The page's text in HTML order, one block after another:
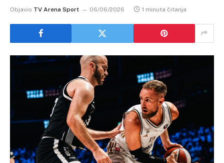
Objavio TV Arena Sport 06/06/2026 1 minuta čitanja